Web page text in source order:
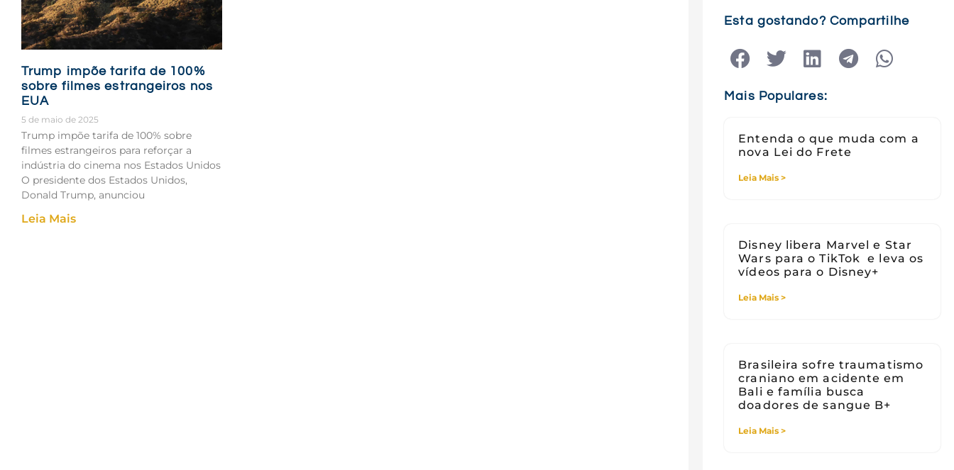
Trump impõe tarifa de 100%
sobre filmes estrangeiros nos
EUA
5 de maio de 2025
Trump impõe tarifa de 100% sobre
filmes estrangeiros para reforçar a
indústria do cinema nos Estados Unidos
O presidente dos Estados Unidos,
Donald Trump, anunciou
Leia Mais
Saúde
Tecnologia
Viagens
Esta gostando? Compartilhe
Mais Populares:
Entenda o que muda com a
nova Lei do Frete
Leia Mais >
Disney libera Marvel e Star
Wars para o TikTok e leva os
vídeos para o Disney+
Leia Mais >
Brasileira sofre traumatismo
craniano em acidente em
Bali e família busca
doadores de sangue B+
Leia Mais >